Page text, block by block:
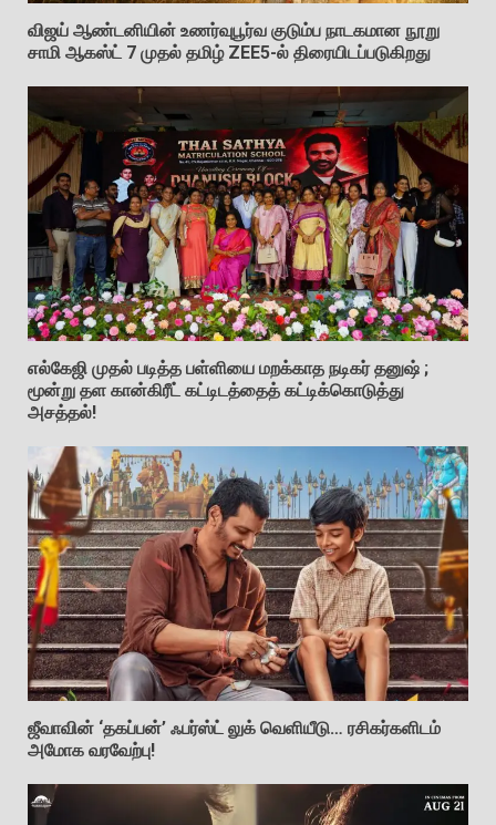
விஜய் ஆண்டனியின் உணர்வுபூர்வ குடும்ப நாடகமான நூறு
சாமி ஆகஸ்ட் 7 முதல் தமிழ் ZEE5-ல் திரையிடப்படுகிறது
எல்கேஜி முதல் படித்த பள்ளியை மறக்காத நடிகர் தனுஷ் ;
மூன்று தள கான்கிரீட் கட்டிடத்தைத் கட்டிக்கொடுத்து
அசத்தல்!
ஜீவாவின் ‘தகப்பன்’ ஃபர்ஸ்ட் லுக் வெளியீடு… ரசிகர்களிடம்
அமோக வரவேற்பு!